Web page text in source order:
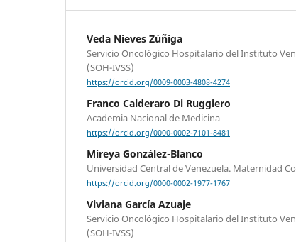
Veda Nieves Zúñiga
Servicio Oncológico Hospitalario del Instituto
(SOH-IVSS)
https://orcid.org/0009-0003-4808-4274
Franco Calderaro Di Ruggiero
Academia Nacional de Medicina
https://orcid.org/0000-0002-7101-8481
Mireya González-Blanco
Universidad Central de Venezuela. Maternidad
https://orcid.org/0000-0002-1977-1767
Viviana García Azuaje
Servicio Oncológico Hospitalario del Instituto
(SOH-IVSS)